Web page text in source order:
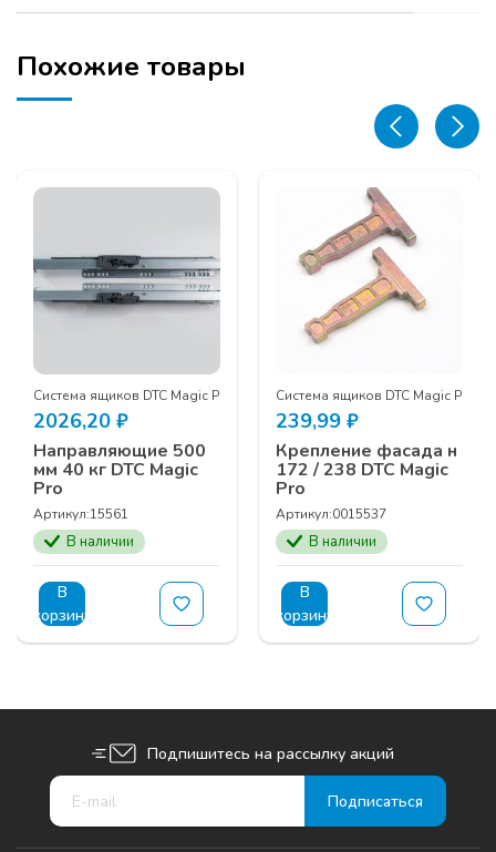
Pro
Похожие товары
Система ящиков DTC Magic Pro
2026,20 ₽
Направляющие 500
мм 40 кг DTC Magic
Pro
Артикул:15561
В наличии
В
корзину
Система ящиков DTC Magic Pro
239,99 ₽
Крепление фасада н
172 / 238 DTC Magic
Pro
Артикул:0015537
В наличии
В
корзину
Подпишитесь на рассылку акций